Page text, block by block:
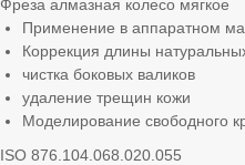
Фреза алмазная колесо мягкое
Применение в аппаратном
Коррекция длины
чистка боковых валиков
удаление трещин кожи
Моделирование свободного
ISO 876.104.068.020.055